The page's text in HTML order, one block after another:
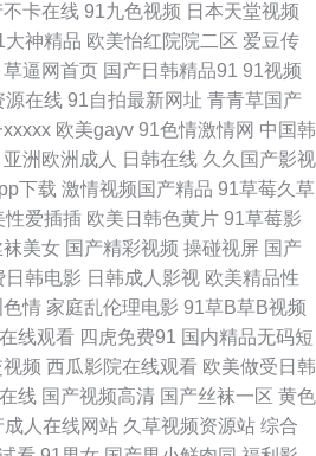
月份天 四虎性爱欧美 AV性爱网站 精品自拍
AV午夜无码 久草在线欧美 日韩色中色导航
撸网 日韩黄色三级影院 亚洲色图 97超碰人
亚洲国产天天综合 91人人妻 阿v免费在线观
大神在线看 www99热8 国产成人综合网 久久
影AV 第一福利 黑人ay人与兽 九一黄色仓库
视频 久草资源在线视频 91传媒色网站 微拍
黄色丝袜网站 国产情侣久久 日本黄色黄冈视
不卡在线 91九色视频 日本天堂视频
大神精品 欧美怡红院院二区 爱豆传
草逼网首页 国产日韩精品91 91视频
源在线 91自拍最新网址 青青草国产
xxxxx 欧美gayv 91色情激情网 中国韩
亚洲欧洲成人 日韩在线 久久国产影视
下载 激情视频国产精品 91草莓久草
性爱插插 欧美日韩色黄片 91草莓影
袜美女 国产精彩视频 操碰视屏 国产
日韩电影 日韩成人影视 欧美精品性
色情 家庭乱伦理电影 91草B草B视频
线观看 四虎免费91 国内精品无码短
频 西瓜影院在线观看 欧美做受日韩
线 国产视频高清 国产丝袜一区 黄色
成人在线网站 久草视频资源站 综合